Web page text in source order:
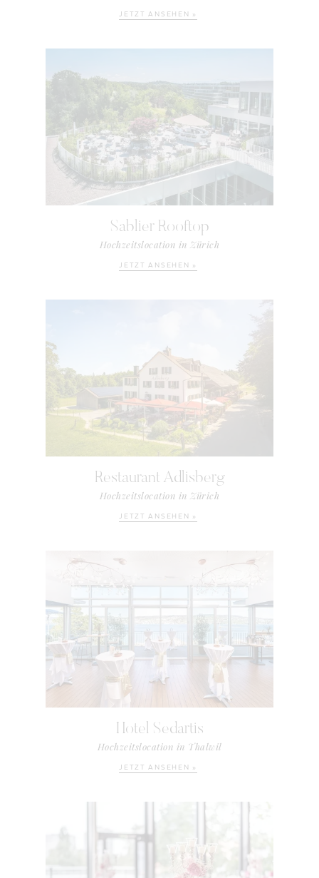
JETZT ANSEHEN »
Sablier Rooftop
Hochzeitslocation in Zürich
JETZT ANSEHEN »
Restaurant Adlisberg
Hochzeitslocation in Zürich
JETZT ANSEHEN »
Hotel Sedartis
Hochzeitslocation in Thalwil
JETZT ANSEHEN »